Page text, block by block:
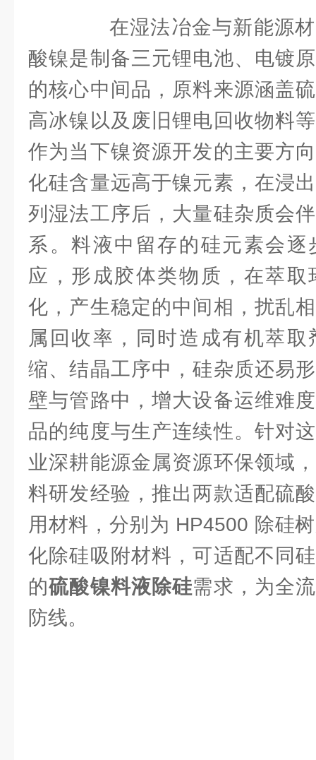
在湿法冶金与新能源材
酸镍是制备三元锂电池、电镀
的核心中间品，原料来源涵盖
高冰镍以及废旧锂电回收物料
作为当下镍资源开发的主要方
化硅含量远高于镍元素，在浸
列湿法工序后，大量硅杂质会
系。料液中留存的硅元素会
应，形成胶体类物质，在萃
化，产生稳定的中间相，扰乱
属回收率，同时造成有机萃
缩、结晶工序中，硅杂质还易
壁与管路中，增大设备运维难
品的纯度与生产连续性。针对
业深耕能源金属资源环保领域
料研发经验，推出两款适配硫
用材料，分别为 HP4500 除硅
化除硅吸附材料，可适配不同
的硫酸镍料液除硅需求，为全
防线。